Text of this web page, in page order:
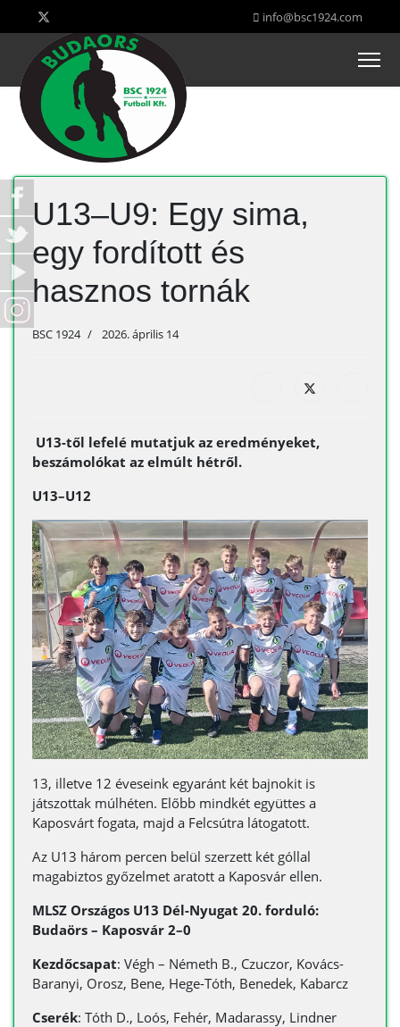
info@bsc1924.com
U13–U9: Egy sima,
egy fordított és
hasznos tornák
BSC 1924 2026. április 14
U13-től lefelé mutatjuk az eredményeket,
beszámolókat az elmúlt hétről.
U13–U12
13, illetve 12 éveseink egyaránt két bajnokit is
játszottak múlhéten. Előbb mindkét együttes a
Kaposvárt fogata, majd a Felcsútra látogatott.
Az U13 három percen belül szerzett két góllal
magabiztos győzelmet aratott a Kaposvár ellen.
MLSZ Országos U13 Dél-Nyugat 20. forduló:
Budaörs – Kaposvár 2–0
Kezdőcsapat: Végh – Németh B., Czuczor, Kovács-
Baranyi, Orosz, Bene, Hege-Tóth, Benedek, Kabarcz
Cserék: Tóth D., Loós, Fehér, Madarassy, Lindner